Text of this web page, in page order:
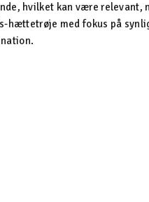
hvilket kan være relevant,
hættetrøje med fokus på